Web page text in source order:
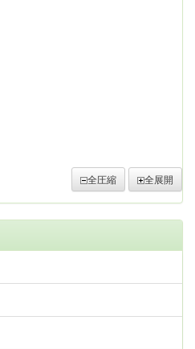
全圧縮 全展開